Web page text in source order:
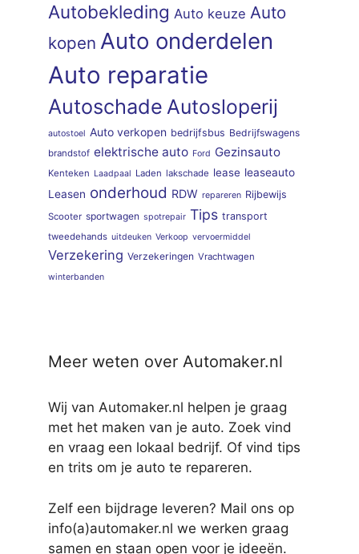
Autobekleding Auto keuze Auto
kopen Auto onderdelen
Auto reparatie
Autoschade Autosloperij
autostoel Auto verkopen bedrijfsbus Bedrijfswagens
brandstof elektrische auto Ford Gezinsauto
Kenteken Laadpaal Laden lakschade lease leaseauto
Leasen onderhoud RDW repareren Rijbewijs
Scooter sportwagen spotrepair Tips transport
tweedehands uitdeuken Verkoop vervoermiddel
Verzekering Verzekeringen Vrachtwagen
winterbanden
Meer weten over Automaker.nl
Wij van Automaker.nl helpen je graag
met het maken van je auto. Zoek vind
en vraag een lokaal bedrijf. Of vind tips
en trits om je auto te repareren.
Zelf een bijdrage leveren? Mail ons op
info(a)automaker.nl we werken graag
samen en staan open voor je ideeën.